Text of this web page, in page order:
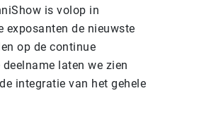
is volop in
exposanten de nieuwste
op de continue
laten we zien
integratie van het gehele